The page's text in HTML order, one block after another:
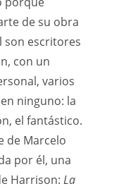
de su obra
son escritores
con un
varios
ninguno: la
el fantástico.
de Marcelo
por él, una
Harrison: La